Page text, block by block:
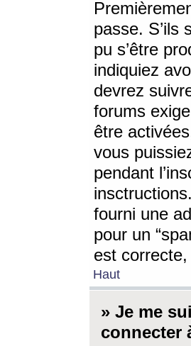
passe. S’ils
pu s’être
indiquiez
devrez
forums
être
vous
pendant
fourni une
pour un
est
Haut
» Je me
connecter